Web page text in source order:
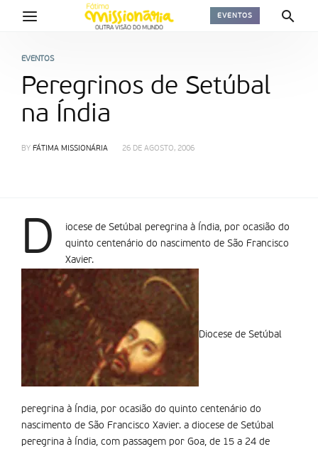
EVENTOS
EVENTOS
Peregrinos de Setúbal
na Índia
BY FÁTIMA MISSIONÁRIA 26 DE AGOSTO, 2006
D
iocese de Setúbal peregrina à Índia, por ocasião do
quinto centenário do nascimento de São Francisco
Xavier.
Diocese de Setúbal
peregrina à Índia, por ocasião do quinto centenário do
nascimento de São Francisco Xavier. a diocese de Setúbal
peregrina à Índia, com passagem por Goa, de 15 a 24 de